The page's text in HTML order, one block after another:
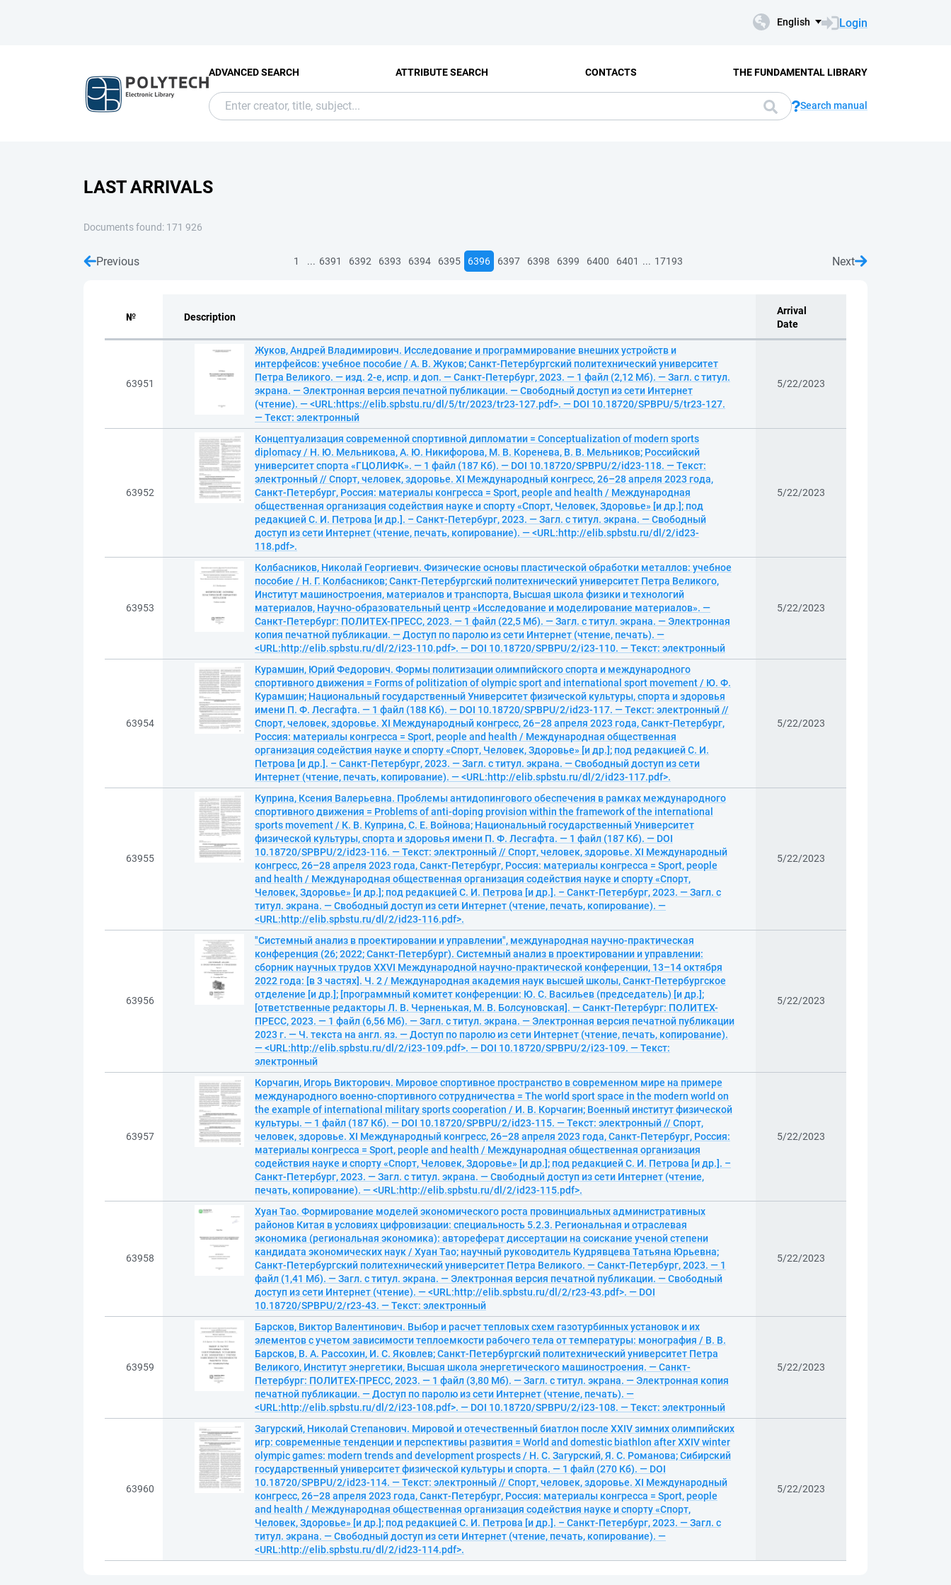
English Login
ADVANCED SEARCH ATTRIBUTE SEARCH CONTACTS THE FUNDAMENTAL LIBRARY
Search manual
LAST ARRIVALS
Documents found: 171 926
Previous 1 ... 6391 6392 6393 6394 6395 6396 6397 6398 6399 6400 6401 ... 17193 Next
№ Description
Arrival
Date
63951
Жуков, Андрей Владимирович. Исследование и программирование внешних устройств и
интерфейсов: учебное пособие / А. В. Жуков; Санкт-Петербургский политехнический университет
Петра Великого. — изд. 2-е, испр. и доп. — Санкт-Петербург, 2023. — 1 файл (2,12 Мб). — Загл. с титул.
экрана. — Электронная версия печатной публикации. — Свободный доступ из сети Интернет
(чтение). — <URL:https://elib.spbstu.ru/dl/5/tr/2023/tr23-127.pdf>. — DOI 10.18720/SPBPU/5/tr23-127.
— Текст: электронный
5/22/2023
63952
Концептуализация современной спортивной дипломатии = Conceptualization of modern sports
diplomacy / Н. Ю. Мельникова, А. Ю. Никифорова, М. В. Коренева, В. В. Мельников; Российский
университет спорта «ГЦОЛИФК». — 1 файл (187 Кб). — DOI 10.18720/SPBPU/2/id23-118. — Текст:
электронный // Спорт, человек, здоровье. XI Международный конгресс, 26–28 апреля 2023 года,
Санкт-Петербург, Россия: материалы конгресса = Sport, people and health / Международная
общественная организация содействия науке и спорту «Спорт, Человек, Здоровье» [и др.]; под
редакцией С. И. Петрова [и др.]. – Санкт-Петербург, 2023. — Загл. с титул. экрана. — Свободный
доступ из сети Интернет (чтение, печать, копирование). — <URL:http://elib.spbstu.ru/dl/2/id23-
118.pdf>.
5/22/2023
63953
Колбасников, Николай Георгиевич. Физические основы пластической обработки металлов: учебное
пособие / Н. Г. Колбасников; Санкт-Петербургский политехнический университет Петра Великого,
Институт машиностроения, материалов и транспорта, Высшая школа физики и технологий
материалов, Научно-образовательный центр «Исследование и моделирование материалов». —
Санкт-Петербург: ПОЛИТЕХ-ПРЕСС, 2023. — 1 файл (22,5 Мб). — Загл. с титул. экрана. — Электронная
копия печатной публикации. — Доступ по паролю из сети Интернет (чтение, печать). —
<URL:http://elib.spbstu.ru/dl/2/i23-110.pdf>. — DOI 10.18720/SPBPU/2/i23-110. — Текст: электронный
5/22/2023
63954
Курамшин, Юрий Федорович. Формы политизации олимпийского спорта и международного
спортивного движения = Forms of politization of olympic sport and international sport movement / Ю. Ф.
Курамшин; Национальный государственный Университет физической культуры, спорта и здоровья
имени П. Ф. Лесгафта. — 1 файл (188 Кб). — DOI 10.18720/SPBPU/2/id23-117. — Текст: электронный //
Спорт, человек, здоровье. XI Международный конгресс, 26–28 апреля 2023 года, Санкт-Петербург,
Россия: материалы конгресса = Sport, people and health / Международная общественная
организация содействия науке и спорту «Спорт, Человек, Здоровье» [и др.]; под редакцией С. И.
Петрова [и др.]. – Санкт-Петербург, 2023. — Загл. с титул. экрана. — Свободный доступ из сети
Интернет (чтение, печать, копирование). — <URL:http://elib.spbstu.ru/dl/2/id23-117.pdf>.
5/22/2023
63955
Куприна, Ксения Валерьевна. Проблемы антидопингового обеспечения в рамках международного
спортивного движения = Problems of anti-doping provision within the framework of the international
sports movement / К. В. Куприна, С. Е. Войнова; Национальный государственный Университет
физической культуры, спорта и здоровья имени П. Ф. Лесгафта. — 1 файл (187 Кб). — DOI
10.18720/SPBPU/2/id23-116. — Текст: электронный // Спорт, человек, здоровье. XI Международный
конгресс, 26–28 апреля 2023 года, Санкт-Петербург, Россия: материалы конгресса = Sport, people
and health / Международная общественная организация содействия науке и спорту «Спорт,
Человек, Здоровье» [и др.]; под редакцией С. И. Петрова [и др.]. – Санкт-Петербург, 2023. — Загл. с
титул. экрана. — Свободный доступ из сети Интернет (чтение, печать, копирование). —
<URL:http://elib.spbstu.ru/dl/2/id23-116.pdf>.
5/22/2023
63956
"Системный анализ в проектировании и управлении", международная научно-практическая
конференция (26; 2022; Санкт-Петербург). Системный анализ в проектировании и управлении:
сборник научных трудов XXVI Международной научно-практической конференции, 13–14 октября
2022 года: [в 3 частях]. Ч. 2 / Международная академия наук высшей школы, Санкт-Петербургское
отделение [и др.]; [программный комитет конференции: Ю. С. Васильев (председатель) [и др.];
[ответственные редакторы Л. В. Черненькая, М. В. Болсуновская]. — Санкт-Петербург: ПОЛИТЕХ-
ПРЕСС, 2023. — 1 файл (6,56 Мб). — Загл. с титул. экрана. — Электронная версия печатной публикации
2023 г. — Ч. текста на англ. яз. — Доступ по паролю из сети Интернет (чтение, печать, копирование).
— <URL:http://elib.spbstu.ru/dl/2/i23-109.pdf>. — DOI 10.18720/SPBPU/2/i23-109. — Текст:
электронный
5/22/2023
63957
Корчагин, Игорь Викторович. Мировое спортивное пространство в современном мире на примере
международного военно-спортивного сотрудничества = The world sport space in the modern world on
the example of international military sports cooperation / И. В. Корчагин; Военный институт физической
культуры. — 1 файл (187 Кб). — DOI 10.18720/SPBPU/2/id23-115. — Текст: электронный // Спорт,
человек, здоровье. XI Международный конгресс, 26–28 апреля 2023 года, Санкт-Петербург, Россия:
материалы конгресса = Sport, people and health / Международная общественная организация
содействия науке и спорту «Спорт, Человек, Здоровье» [и др.]; под редакцией С. И. Петрова [и др.]. –
Санкт-Петербург, 2023. — Загл. с титул. экрана. — Свободный доступ из сети Интернет (чтение,
печать, копирование). — <URL:http://elib.spbstu.ru/dl/2/id23-115.pdf>.
5/22/2023
63958
Хуан Тао. Формирование моделей экономического роста провинциальных административных
районов Китая в условиях цифровизации: специальность 5.2.3. Региональная и отраслевая
экономика (региональная экономика): автореферат диссертации на соискание ученой степени
кандидата экономических наук / Хуан Тао; научный руководитель Кудрявцева Татьяна Юрьевна;
Санкт-Петербургский политехнический университет Петра Великого. — Санкт-Петербург, 2023. — 1
файл (1,41 Мб). — Загл. с титул. экрана. — Электронная версия печатной публикации. — Свободный
доступ из сети Интернет (чтение). — <URL:http://elib.spbstu.ru/dl/2/r23-43.pdf>. — DOI
10.18720/SPBPU/2/r23-43. — Текст: электронный
5/22/2023
63959
Барсков, Виктор Валентинович. Выбор и расчет тепловых схем газотурбинных установок и их
элементов с учетом зависимости теплоемкости рабочего тела от температуры: монография / В. В.
Барсков, В. А. Рассохин, И. С. Яковлев; Санкт-Петербургский политехнический университет Петра
Великого, Институт энергетики, Высшая школа энергетического машиностроения. — Санкт-
Петербург: ПОЛИТЕХ-ПРЕСС, 2023. — 1 файл (3,80 Мб). — Загл. с титул. экрана. — Электронная копия
печатной публикации. — Доступ по паролю из сети Интернет (чтение, печать). —
<URL:http://elib.spbstu.ru/dl/2/i23-108.pdf>. — DOI 10.18720/SPBPU/2/i23-108. — Текст: электронный
5/22/2023
63960
Загурский, Николай Степанович. Мировой и отечественный биатлон после XXIV зимних олимпийских
игр: современные тенденции и перспективы развития = World and domestic biathlon after XXIV winter
olympic games: modern trends and development prospects / Н. С. Загурский, Я. С. Романова; Сибирский
государственный университет физической культуры и спорта. — 1 файл (270 Кб). — DOI
10.18720/SPBPU/2/id23-114. — Текст: электронный // Спорт, человек, здоровье. XI Международный
конгресс, 26–28 апреля 2023 года, Санкт-Петербург, Россия: материалы конгресса = Sport, people
and health / Международная общественная организация содействия науке и спорту «Спорт,
Человек, Здоровье» [и др.]; под редакцией С. И. Петрова [и др.]. – Санкт-Петербург, 2023. — Загл. с
титул. экрана. — Свободный доступ из сети Интернет (чтение, печать, копирование). —
<URL:http://elib.spbstu.ru/dl/2/id23-114.pdf>.
5/22/2023